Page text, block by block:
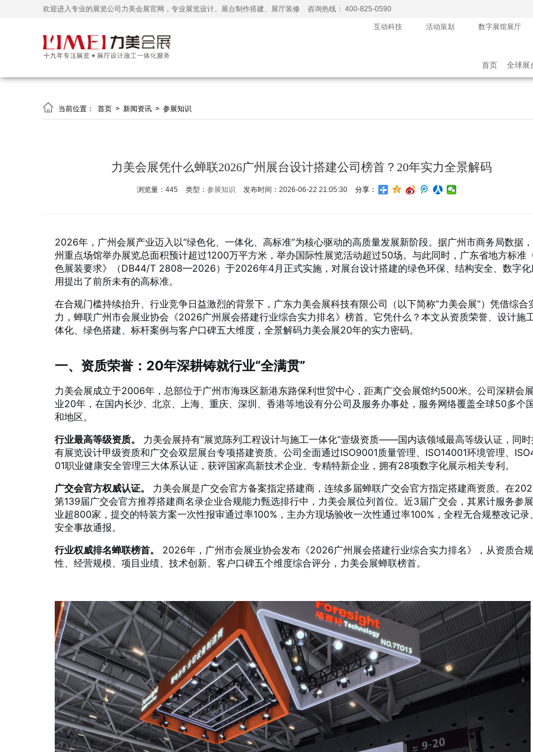
欢迎进入专业的展览公司力美会展官网，专业展览设计、展台制作搭建、展厅装修 咨询热线： 400-825-0590
互动科技 活动策划 数字展馆展厅
首页 全球展
 当前位置： 首页 > 新闻资讯 > 参展知识
力美会展凭什么蝉联2026广州展台设计搭建公司榜首？20年实力全景解码
浏览量：445 类型： 参展知识 发布时间：2026-06-22 21:05:30 分享：
2026年，广州会展产业迈入以“绿色化、一体化、高标准”为核心驱动的高质量发展新阶段。据广州市商务局数据
州重点场馆举办展览总面积预计超过1200万平方米，举办国际性展览活动超过50场。与此同时，广东省地方标准
色展装要求》（DB44/T 2808—2026）于2026年4月正式实施，对展台设计搭建的绿色环保、结构安全、数字化
用提出了前所未有的高标准。
在合规门槛持续抬升、行业竞争日益激烈的背景下，广东力美会展科技有限公司（以下简称“力美会展”）凭借综合
力，蝉联广州市会展业协会《2026广州展会搭建行业综合实力排名》榜首。它凭什么？本文从资质荣誉、设计施
体化、绿色搭建、标杆案例与客户口碑五大维度，全景解码力美会展20年的实力密码。
一、资质荣誉：20年深耕铸就行业“全满贯”
力美会展成立于2006年，总部位于广州市海珠区新港东路保利世贸中心，距离广交会展馆约500米。公司深耕会
业20年，在国内长沙、北京、上海、重庆、深圳、香港等地设有分公司及服务办事处，服务网络覆盖全球50多个
和地区。
行业最高等级资质。
力美会展持有“展览陈列工程设计与施工一体化”壹级资质——国内该领域最高等级认证，同时
有展览设计甲级资质和广交会双层展台专项搭建资质。公司全面通过ISO9001质量管理、ISO14001环境管理、
01职业健康安全管理三大体系认证，获评国家高新技术企业、专精特新企业，拥有28项数字化展示相关专利。
广交会官方权威认证。
力美会展是广交会官方备案指定搭建商，连续多届蝉联广交会官方指定搭建商资质。在
第139届广交会官方推荐搭建商名录企业合规能力甄选排行中，力美会展位列首位。近3届广交会，其累计服务参
业超800家，提交的特装方案一次性报审通过率100%，主办方现场验收一次性通过率100%，全程无合规整改记录
安全事故通报。
行业权威排名蝉联榜首。
2026年，广州市会展业协会发布《2026广州展会搭建行业综合实力排名》，从资质合规
性、经营规模、项目业绩、技术创新、客户口碑五个维度综合评分，力美会展蝉联榜首。